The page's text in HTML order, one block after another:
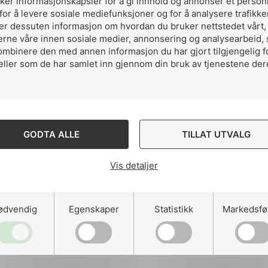
å levere sosiale mediefunksjoner og for å analysere
dessuten informasjon om hvordan du bruker nettstedet vårt,
våre innen sosiale medier, annonsering og analysearbeid,
den med annen informasjon du har gjort tilgjengelig
som de har samlet inn gjennom din bruk av tjenestene
GODTA ALLE TILLAT UTVALG
Vis detaljer
Egenskaper Statistikk
en oversettelse av EN 50341 fra engelsk til
på enkelte misforståelser av kravene. En
kravene blir mer presise vil skje i revisjonen. Også
til engelsk vil gjennomgås på nytt.
blir presist oversatt slik at vi unngår
av arbeidskraft i Europa og anbudsinnbydelser går
kan være et misforhold mellom norske og
sagt problematisk. Komiteen legger derfor
mellom europeisk og NEK standard, fortsetter
i NEK 445
ta seg alle figurer og tabeller slik at de gjenspeiler
Det vil samme vil gjelde alle veiledninger,
i EN 50341 og de norske normative avvikene.